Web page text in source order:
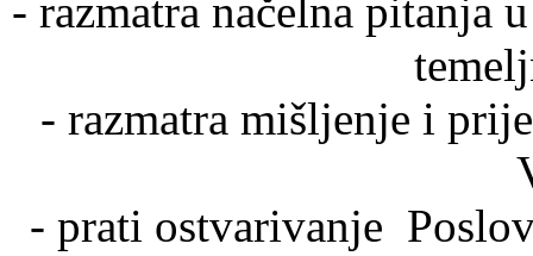
- razmatra načelna pitanja
- razmatra mišljenje i
- prati ostvarivanje